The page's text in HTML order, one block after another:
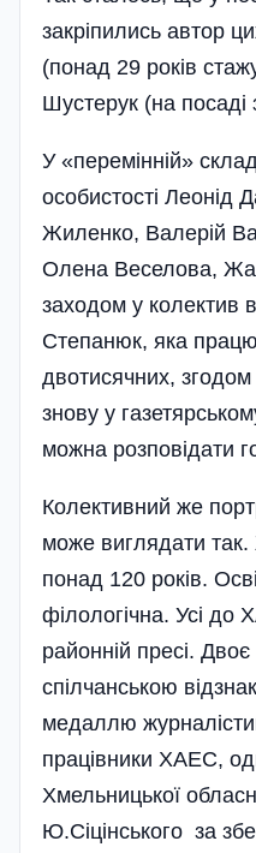
закріпились автор
(понад 29 років
Шустерук (на посаді
У «перемінній»
особистості Леонід
Жиленко, Валерій
Олена Веселова,
заходом у колектив
Степанюк, яка
двотисячних,
знову у
можна розповідати
Колективний же
може виглядати так.
понад 120 років.
філологічна. Усі
районній пресі.
спілчанською
медаллю
працівники ХАЕС,
Хмельницької
Ю.Сіцінського за